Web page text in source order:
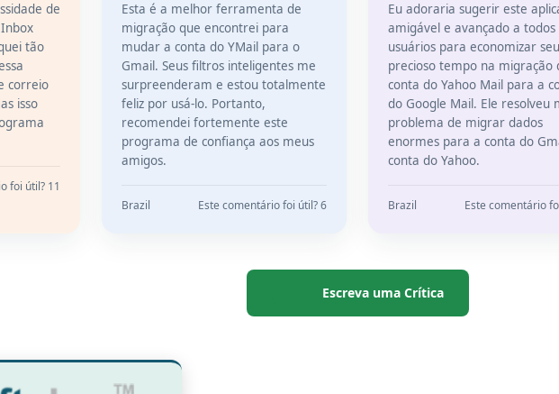
de
tão
correio
isso
foi útil? 11
Esta é a melhor ferramenta de
migração que encontrei para
mudar a conta do YMail para o
Gmail. Seus filtros inteligentes me
surpreenderam e estou totalmente
feliz por usá-lo. Portanto,
recomendei fortemente este
programa de confiança aos meus
amigos.
Brazil Este comentário foi útil? 6
Eu adoraria sugerir este
amigável e avançado a todos
usuários para economizar seu
precioso tempo na migração
conta do Yahoo Mail para a
do Google Mail. Ele resolveu
problema de migrar dados
enormes para a conta do
conta do Yahoo.
Brazil Este comentário
Escreva uma Crítica